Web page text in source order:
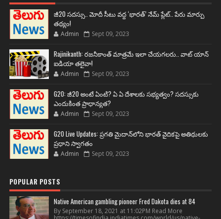
జీ20 సదస్సు.. మోదీ సీటు వద్ద ‘భారత్’ నేమ్ ప్లేట్‌.. పేరు మార్పు
తథ్యం!
Admin Sept 09, 2023
Rajinikanth: రజనీకాంత్ మాత్రమే ఇలా చేయగలరు.. వాట్ యాన్
ఐడియా తలైవా!
Admin Sept 09, 2023
G20: జీ20 అంటే ఏంటి? ఏ ఏ దేశాలకు సభ్యత్వం? సదస్సుకు
ఎందుకింత ప్రాధాన్యత?
Admin Sept 09, 2023
G20 Live Updates: ప్రగతి మైదాన్‌లోని భారత్ వైదికపై అతిథులకు
ప్రధాని స్వాగతం
Admin Sept 09, 2023
POPULAR POSTS
Native American gambling pioneer Fred Dakota dies at 84
By September 18, 2021 at 11:02PM Read More